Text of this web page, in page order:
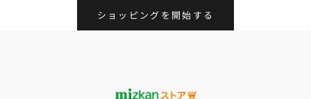
ショッピングを開始する